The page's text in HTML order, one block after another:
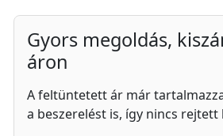
Gyors megoldás,
áron
A feltüntetett ár már
a beszerelést is, így nincs rejtett